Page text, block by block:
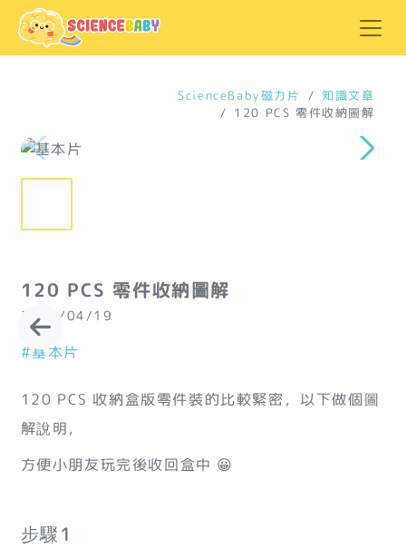
ScienceBaby磁力片
知識文章
120 PCS 零件收納圖解
120 PCS 零件收納圖解
2024/04/19
#基本片
120 PCS 收納盒版零件裝的比較緊密，以下做個圖
解說明，
方便小朋友玩完後收回盒中 😀
步驟1